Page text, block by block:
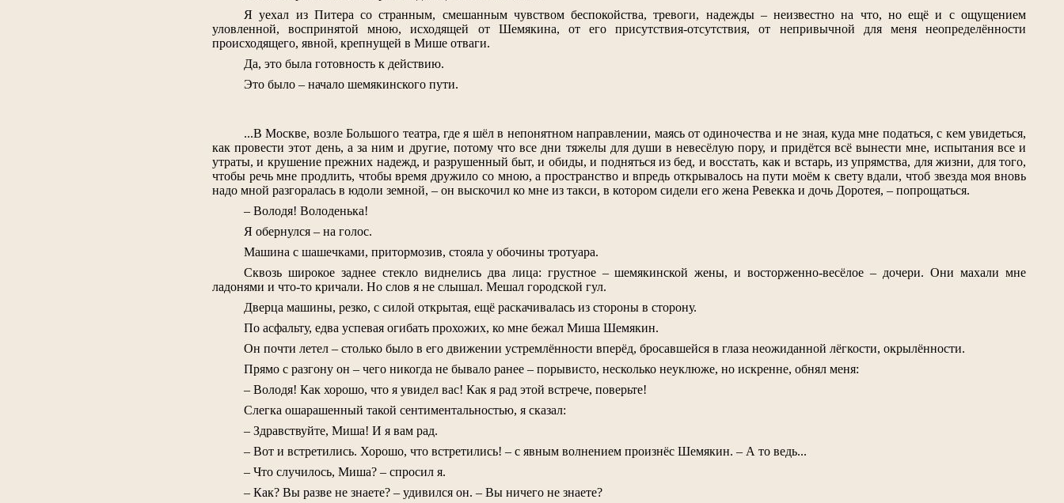
Я уехал из Питера со странным, смешанным чувством беспокойства, тревоги, надежды – неизвестно на что, но ещё и с ощущением
уловленной, воспринятой мною, исходящей от Шемякина, от его присутствия-отсутствия, от непривычной для меня неопределённости
происходящего, явной, крепнущей в Мише отваги.
Да, это была готовность к действию.
Это было – начало шемякинского пути.
...В Москве, возле Большого театра, где я шёл в непонятном направлении, маясь от одиночества и не зная, куда мне податься, с кем увидеться,
как провести этот день, а за ним и другие, потому что все дни тяжелы для души в невесёлую пору, и придётся всё вынести мне, испытания все и
утраты, и крушение прежних надежд, и разрушенный быт, и обиды, и подняться из бед, и восстать, как и встарь, из упрямства, для жизни, для того,
чтобы речь мне продлить, чтобы время дружило со мною, а пространство и впредь открывалось на пути моём к свету вдали, чтоб звезда моя вновь
надо мной разгоралась в юдоли земной, – он выскочил ко мне из такси, в котором сидели его жена Ревекка и дочь Доротея, – попрощаться.
– Володя! Володенька!
Я обернулся – на голос.
Машина с шашечками, притормозив, стояла у обочины тротуара.
Сквозь широкое заднее стекло виднелись два лица: грустное – шемякинской жены, и восторженно-весёлое – дочери. Они махали мне
ладонями и что-то кричали. Но слов я не слышал. Мешал городской гул.
Дверца машины, резко, с силой открытая, ещё раскачивалась из стороны в сторону.
По асфальту, едва успевая огибать прохожих, ко мне бежал Миша Шемякин.
Он почти летел – столько было в его движении устремлённости вперёд, бросавшейся в глаза неожиданной лёгкости, окрылённости.
Прямо с разгону он – чего никогда не бывало ранее – порывисто, несколько неуклюже, но искренне, обнял меня:
– Володя! Как хорошо, что я увидел вас! Как я рад этой встрече, поверьте!
Слегка ошарашенный такой сентиментальностью, я сказал:
– Здравствуйте, Миша! И я вам рад.
– Вот и встретились. Хорошо, что встретились! – с явным волнением произнёс Шемякин. – А то ведь...
– Что случилось, Миша? – спросил я.
– Как? Вы разве не знаете? – удивился он. – Вы ничего не знаете?